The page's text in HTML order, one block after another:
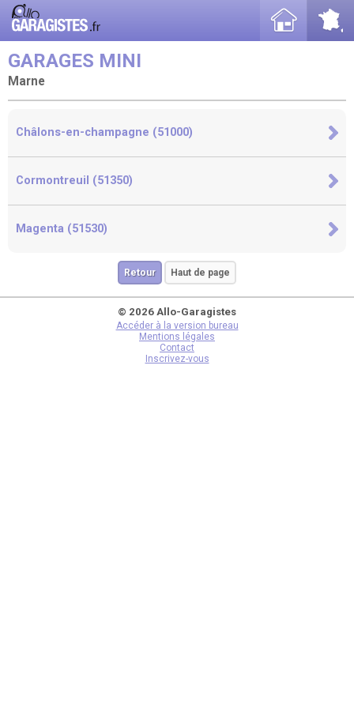
GARAGES MINI
Marne
Châlons-en-champagne (51000)
Cormontreuil (51350)
Magenta (51530)
Retour Haut de page
© 2026 Allo-Garagistes
Accéder à la version bureau
Mentions légales
Contact
Inscrivez-vous